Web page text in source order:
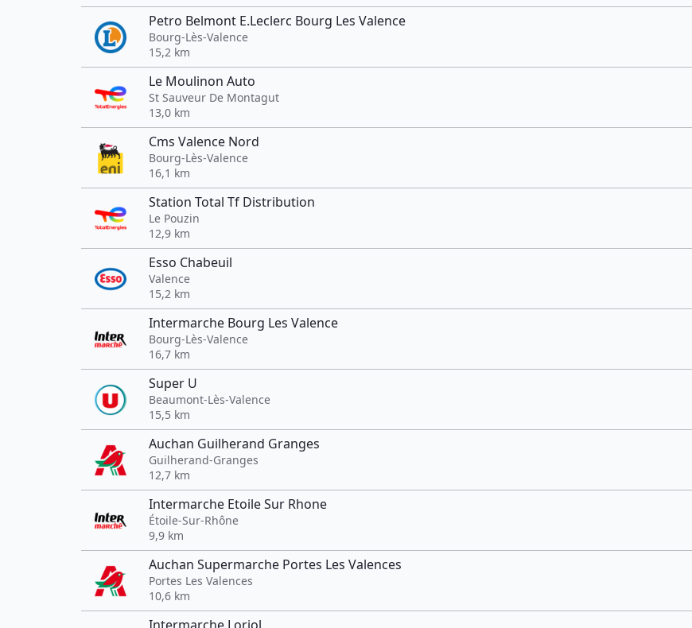
Petro Belmont E.Leclerc Bourg Les Valence
Bourg-Lès-Valence
15,2 km
Le Moulinon Auto
St Sauveur De Montagut
13,0 km
Cms Valence Nord
Bourg-Lès-Valence
16,1 km
Station Total Tf Distribution
Le Pouzin
12,9 km
Esso Chabeuil
Valence
15,2 km
Intermarche Bourg Les Valence
Bourg-Lès-Valence
16,7 km
Super U
Beaumont-Lès-Valence
15,5 km
Auchan Guilherand Granges
Guilherand-Granges
12,7 km
Intermarche Etoile Sur Rhone
Étoile-Sur-Rhône
9,9 km
Auchan Supermarche Portes Les Valences
Portes Les Valences
10,6 km